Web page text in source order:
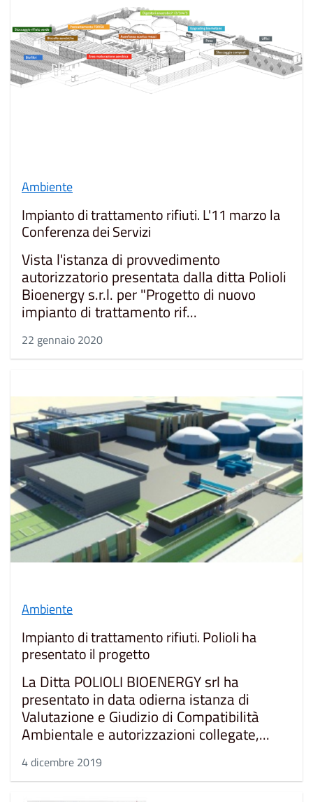
Ambiente
Impianto di trattamento rifiuti. L'11 marzo la
Conferenza dei Servizi
Vista l'istanza di provvedimento
autorizzatorio presentata dalla ditta Polioli
Bioenergy s.r.l. per "Progetto di nuovo
impianto di trattamento rif...
22 gennaio 2020
Ambiente
Impianto di trattamento rifiuti. Polioli ha
presentato il progetto
La Ditta POLIOLI BIOENERGY srl ha
presentato in data odierna istanza di
Valutazione e Giudizio di Compatibilità
Ambientale e autorizzazioni collegate,...
4 dicembre 2019